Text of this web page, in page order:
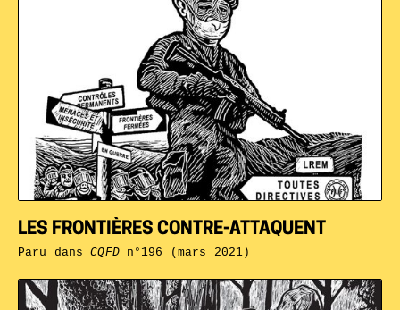
LES FRONTIÈRES CONTRE-ATTAQUENT
Paru dansCQFDn°196 (mars 2021)